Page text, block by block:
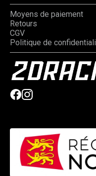
Moyens de paiement
Retours
CGV
Politique de